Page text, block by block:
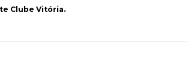
Clube Vitória.